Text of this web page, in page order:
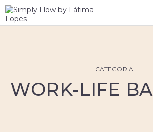
CATEGORIA
WORK-LIFE